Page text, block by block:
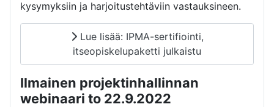
kysymyksiin ja harjoitustehtäviin vastauksineen.
Lue lisää: IPMA-sertifiointi,
itseopiskelupaketti julkaistu
Ilmainen projektinhallinnan
webinaari to 22.9.2022